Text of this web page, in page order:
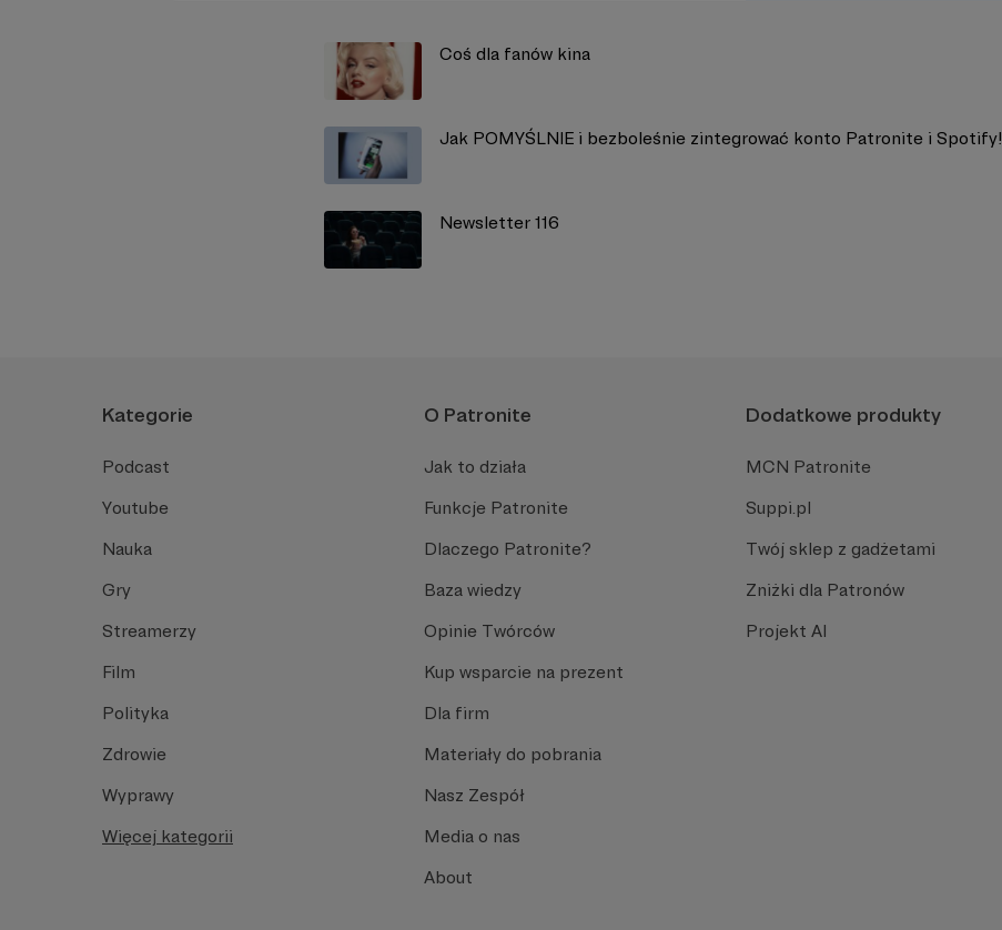
Coś dla fanów kina
Jak POMYŚLNIE i bezboleśnie zintegrować konto Patronite i Spotify!
Newsletter 116
Kategorie
Podcast
Youtube
Nauka
Gry
Streamerzy
Film
Polityka
Zdrowie
Wyprawy
Więcej kategorii
O Patronite
Jak to działa
Funkcje Patronite
Dlaczego Patronite?
Baza wiedzy
Opinie Twórców
Kup wsparcie na prezent
Dla firm
Materiały do pobrania
Nasz Zespół
Media o nas
About
Dodatkowe produkty
MCN Patronite
Suppi.pl
Twój sklep z gadżetami
Zniżki dla Patronów
Projekt AI